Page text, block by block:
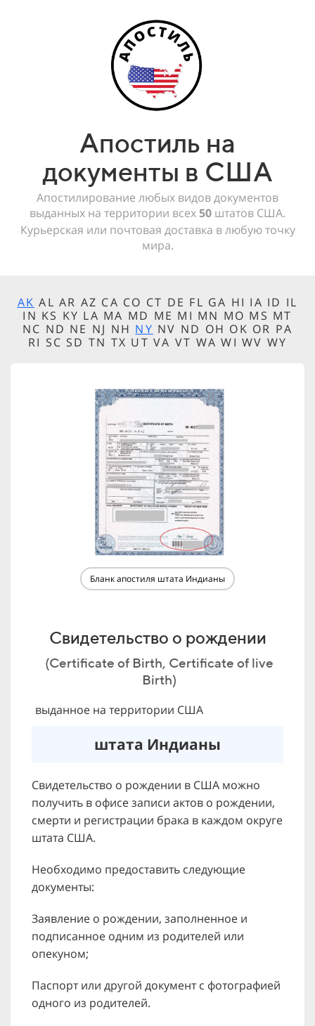
Апостиль на
документы в США
Апостилирование любых видов документов
выданных на территории всех 50 штатов США.
Курьерская или почтовая доставка в любую точку
мира.
AK AL AR AZ CA CO CT DE FL GA HI IA ID IL
IN KS KY LA MA MD ME MI MN MO MS MT
NC ND NE NJ NH NY NV ND OH OK OR PA
RI SC SD TN TX UT VA VT WA WI WV WY
Бланк апостиля штата Индианы
Свидетельство о рождении
(Certificate of Birth, Certificate of live
Birth)
выданное на территории США
штата Индианы
Свидетельство о рождении в США можно
получить в офисе записи актов о рождении,
смерти и регистрации брака в каждом округе
штата США.
Необходимо предоставить следующие
документы:
Заявление о рождении, заполненное и
подписанное одним из родителей или
опекуном;
Паспорт или другой документ с фотографией
одного из родителей.